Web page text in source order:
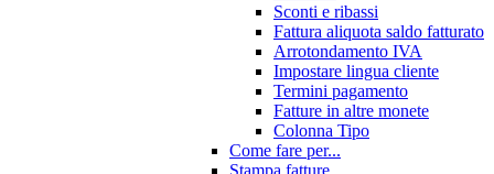
Sconti e ribassi
Fattura aliquota saldo fatturato
Arrotondamento IVA
Impostare lingua cliente
Termini pagamento
Fatture in altre monete
Colonna Tipo
Come fare per...